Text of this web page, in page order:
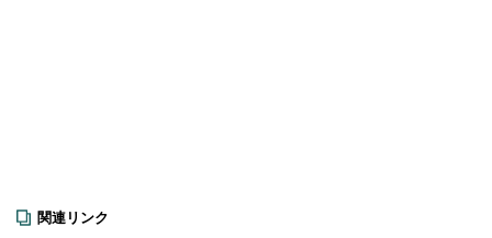
関連リンク